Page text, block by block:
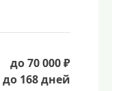
до 70 000 ₽
до 168 дней